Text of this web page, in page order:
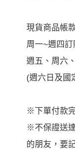
現貨商品帳
周一~週四訂
週五、周六
(週六日及國
※下單付款
※不保證送
的朋友，要